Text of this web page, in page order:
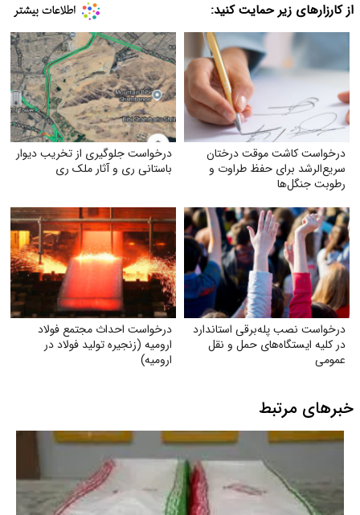
از کارزارهای زیر حمایت کنید:
درخواست کاشت موقت درختان
سریع‌الرشد برای حفظ طراوت و
رطوبت جنگل‌ها
درخواست جلوگیری از تخریب دیوار
باستانی ری و آثار ملک ری
درخواست نصب پله‌برقی استاندارد
در کلیه ایستگاه‌های حمل‌ و نقل
عمومی
درخواست احداث مجتمع فولاد
ارومیه (زنجیره تولید فولاد در
ارومیه)
خبرهای مرتبط